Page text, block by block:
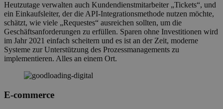
Heutzutage verwalten auch Kundendienstmitarbeiter „Tickets“, und
ein Einkaufsleiter, der die API-Integrationsmethode nutzen möchte,
schätzt, wie viele „Requestes“ ausreichen sollten, um die
Geschäftsanforderungen zu erfüllen. Sparen ohne Investitionen wird
im Jahr 2021 einfach scheitern und es ist an der Zeit, moderne
Systeme zur Unterstützung des Prozessmanagements zu
implementieren. Alles an einem Ort.
E-commerce